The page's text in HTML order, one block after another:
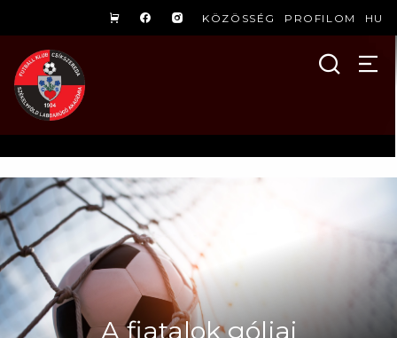
KÖZÖSSÉG PROFILOM HU
A fiatalok góljai